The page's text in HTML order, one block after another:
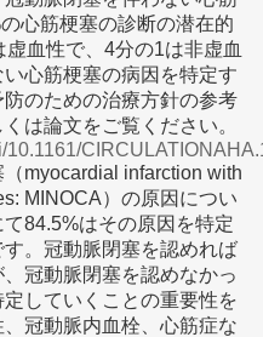
心筋梗塞の診断の潜在的
血性で、4分の1は非虚血
心筋梗塞の病因を特定す
のための治療方針の参考
は論文をご覧ください。
10.1161/
myocardial infarction with
MINOCA）の原因につい
84.5%はその原因を特定
。冠動脈閉塞を認めれば
冠動脈閉塞を認めなかっ
していくことの重要性を
冠動脈内血栓、心筋症な